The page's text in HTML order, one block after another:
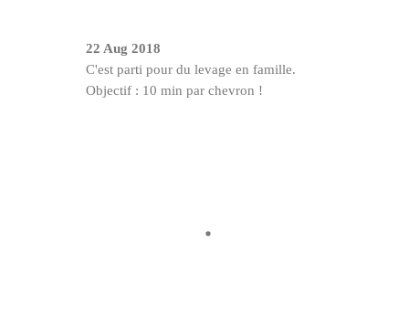
22 Aug 2018
C'est parti pour du levage en famille.
Objectif : 10 min par chevron !